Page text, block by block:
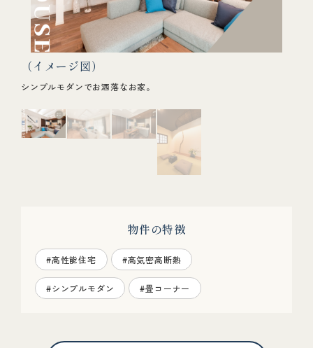
（イメージ図）
シンプルモダンでお洒落なお家。
物件の特徴
#高性能住宅 #高気密高断熱
#シンプルモダン #畳コーナー